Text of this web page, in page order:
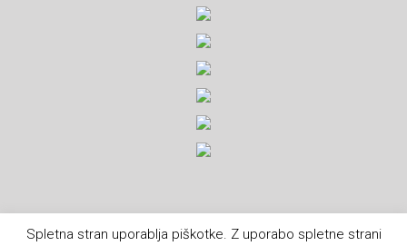
Vse pravice pridržane. POHORJE TURIZEM, Borut Zadek s.p. 2026
Spletna stran uporablja piškotke. Z uporabo spletne strani